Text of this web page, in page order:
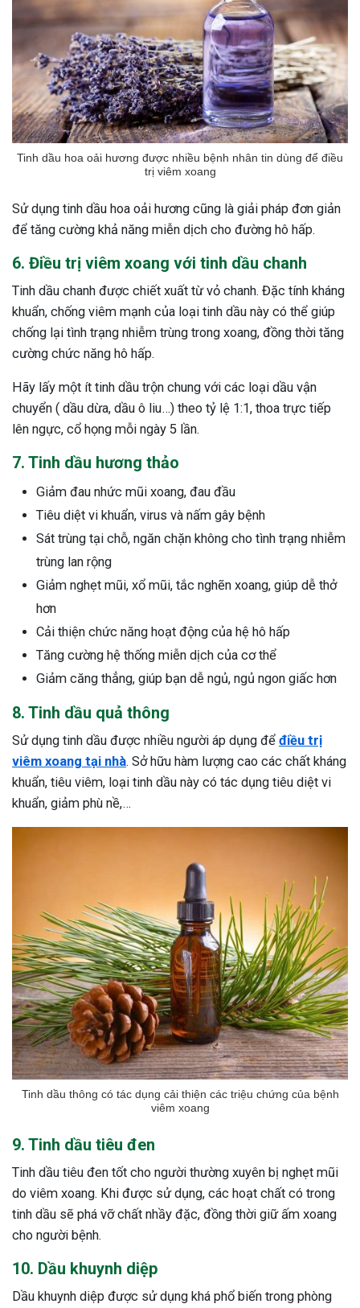
Tinh dầu hoa oải hương được nhiều bệnh nhân tin dùng để điều
trị viêm xoang
Sử dụng tinh dầu hoa oải hương cũng là giải pháp đơn giản
để tăng cường khả năng miễn dịch cho đường hô hấp.
6. Điều trị viêm xoang với tinh dầu chanh
Tinh dầu chanh được chiết xuất từ vỏ chanh. Đặc tính kháng
khuẩn, chống viêm mạnh của loại tinh dầu này có thể giúp
chống lại tình trạng nhiễm trùng trong xoang, đồng thời tăng
cường chức năng hô hấp.
Hãy lấy một ít tinh dầu trộn chung với các loại dầu vận
chuyển ( dầu dừa, dầu ô liu…) theo tỷ lệ 1:1, thoa trực tiếp
lên ngực, cổ họng mỗi ngày 5 lần.
7. Tinh dầu hương thảo
Giảm đau nhức mũi xoang, đau đầu
Tiêu diệt vi khuẩn, virus và nấm gây bệnh
Sát trùng tại chỗ, ngăn chặn không cho tình trạng nhiễm
trùng lan rộng
Giảm nghẹt mũi, xổ mũi, tắc nghẽn xoang, giúp dễ thở
hơn
Cải thiện chức năng hoạt động của hệ hô hấp
Tăng cường hệ thống miễn dịch của cơ thể
Giảm căng thẳng, giúp bạn dễ ngủ, ngủ ngon giấc hơn
8. Tinh dầu quả thông
Sử dụng tinh dầu được nhiều người áp dụng để điều trị
viêm xoang tại nhà. Sở hữu hàm lượng cao các chất kháng
khuẩn, tiêu viêm, loại tinh dầu này có tác dụng tiêu diệt vi
khuẩn, giảm phù nề,…
Tinh dầu thông có tác dụng cải thiện các triệu chứng của bệnh
viêm xoang
9. Tinh dầu tiêu đen
Tinh dầu tiêu đen tốt cho người thường xuyên bị nghẹt mũi
do viêm xoang. Khi được sử dụng, các hoạt chất có trong
tinh dầu sẽ phá vỡ chất nhầy đặc, đồng thời giữ ấm xoang
cho người bệnh.
10. Dầu khuynh diệp
Dầu khuynh diệp được sử dụng khá phổ biến trong phòng